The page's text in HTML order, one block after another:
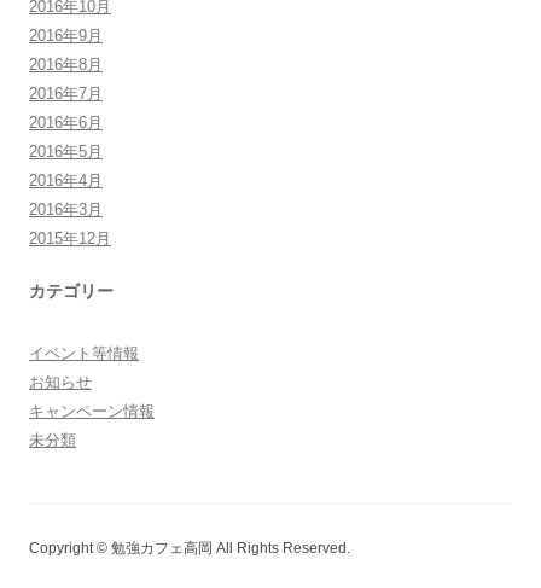
2016年10月
2016年9月
2016年8月
2016年7月
2016年6月
2016年5月
2016年4月
2016年3月
2015年12月
カテゴリー
イベント等情報
お知らせ
キャンペーン情報
未分類
Copyright © 勉強カフェ高岡 All Rights Reserved.